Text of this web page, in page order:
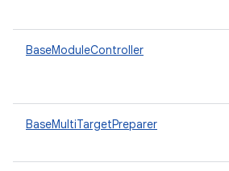
BaseModuleController
BaseMultiTargetPreparer